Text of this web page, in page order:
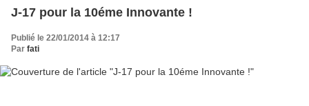
J-17 pour la 10éme Innovante !
Publié le 22/01/2014 à 12:17
Par fati